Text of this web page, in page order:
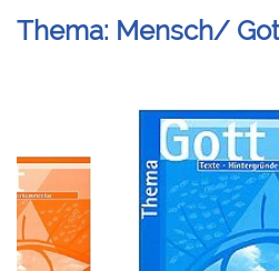
Thema: Mensch/